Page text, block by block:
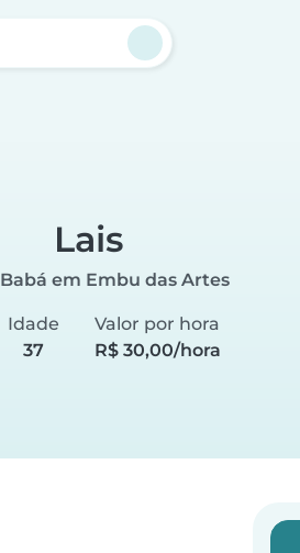
Lais
Babá em Embu das Artes
Idade
37
Valor por hora
R$ 30,00/hora